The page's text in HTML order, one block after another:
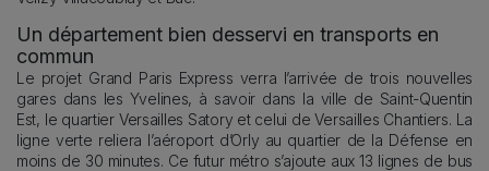
Un département bien desservi en transports en
commun
Le projet Grand Paris Express verra l’arrivée de trois nouvelles
gares dans les Yvelines, à savoir dans la ville de Saint-Quentin
Est, le quartier Versailles Satory et celui de Versailles Chantiers. La
ligne verte reliera l’aéroport d’Orly au quartier de la Défense en
moins de 30 minutes. Ce futur métro s’ajoute aux 13 lignes de bus